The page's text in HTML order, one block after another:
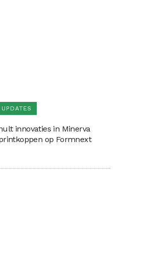
innovaties in Minerva
op Formnext